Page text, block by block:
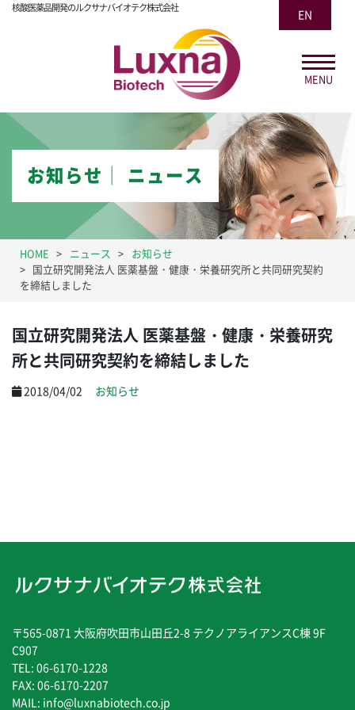
核酸医薬品開発のルクサナバイオテク株式会社
EN
MENU
お知らせ│ ニュース
HOME ニュース
お知らせ
国立研究開発法人 医薬基盤・健康・栄養研究所と共同研究契約
を締結しました
国立研究開発法人 医薬基盤・健康・栄養研究
所と共同研究契約を締結しました
2018/04/02 お知らせ
〒565-0871 大阪府吹田市山田丘2-8 テクノアライアンスC棟 9F
C907
TEL: 06-6170-1228
FAX: 06-6170-2207
MAIL: info@luxnabiotech.co.jp